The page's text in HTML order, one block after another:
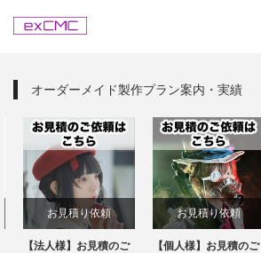
オーダーメイド製作プラン案内・実績
お見積り依頼
【法人様】お見積のご
お見積り依頼
【個人様】お見積のご